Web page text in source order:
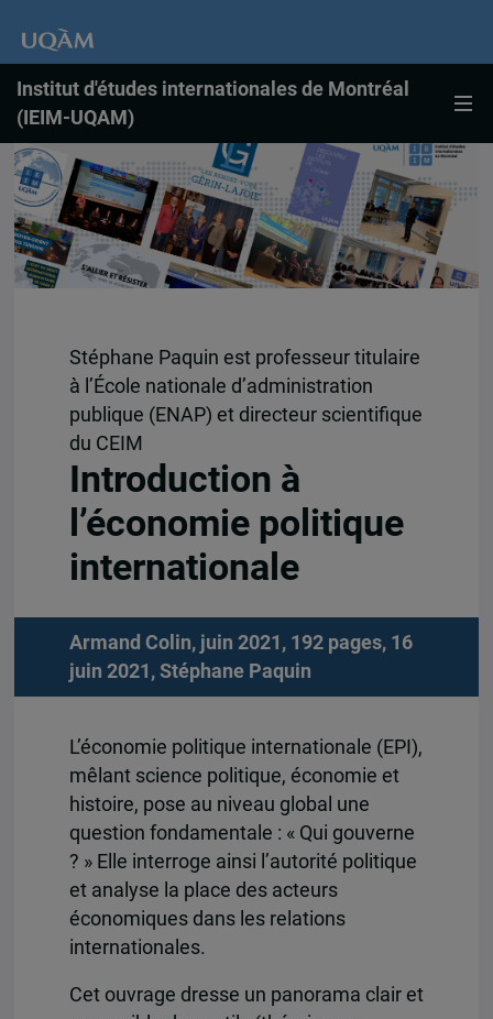
Institut d'études internationales de Montréal
(IEIM-UQAM)
Stéphane Paquin est professeur titulaire
à l’École nationale d’administration
publique (ENAP) et directeur scientifique
du CEIM
Introduction à
l’économie politique
internationale
Armand Colin, juin 2021, 192 pages, 16
juin 2021, Stéphane Paquin
L’économie politique internationale (EPI),
mêlant science politique, économie et
histoire, pose au niveau global une
question fondamentale : « Qui gouverne
? » Elle interroge ainsi l’autorité politique
et analyse la place des acteurs
économiques dans les relations
internationales.
Cet ouvrage dresse un panorama clair et